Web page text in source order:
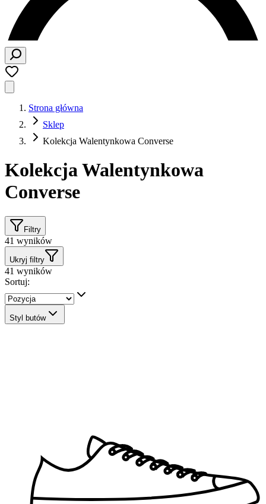
Strona główna
Sklep
Kolekcja Walentynkowa Converse
Kolekcja Walentynkowa
Converse
Filtry
41 wyników
Ukryj filtry
41 wyników
Sortuj:
Styl butów